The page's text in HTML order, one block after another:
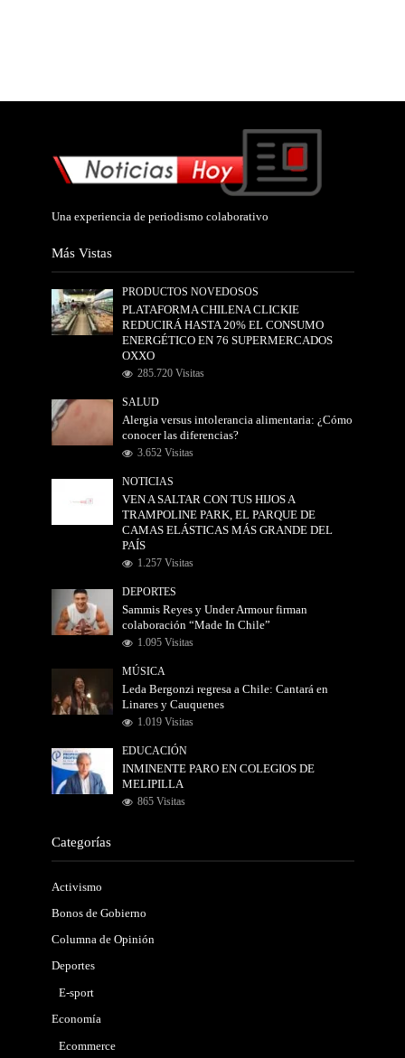
Una experiencia de periodismo colaborativo
Más Vistas
PRODUCTOS NOVEDOSOS
PLATAFORMA CHILENA CLICKIE
REDUCIRÁ HASTA 20% EL CONSUMO
ENERGÉTICO EN 76 SUPERMERCADOS
OXXO
285.720 Visitas
SALUD
Alergia versus intolerancia alimentaria: ¿Cómo
conocer las diferencias?
3.652 Visitas
NOTICIAS
VEN A SALTAR CON TUS HIJOS A
TRAMPOLINE PARK, EL PARQUE DE
CAMAS ELÁSTICAS MÁS GRANDE DEL
PAÍS
1.257 Visitas
DEPORTES
Sammis Reyes y Under Armour firman
colaboración “Made In Chile”
1.095 Visitas
MÚSICA
Leda Bergonzi regresa a Chile: Cantará en
Linares y Cauquenes
1.019 Visitas
EDUCACIÓN
INMINENTE PARO EN COLEGIOS DE
MELIPILLA
865 Visitas
Categorías
Activismo
Bonos de Gobierno
Columna de Opinión
Deportes
E-sport
Economía
Ecommerce